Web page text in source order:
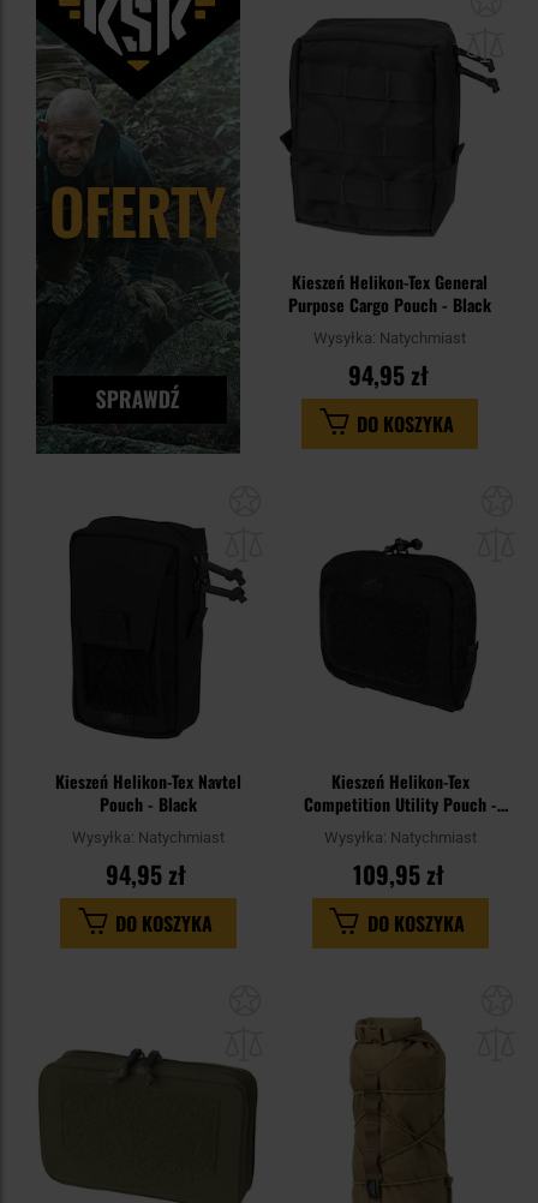
Kieszeń Helikon-Tex General
Purpose Cargo Pouch - Black
Wysyłka: Natychmiast
94,95 zł
DO KOSZYKA
schowka
Kieszeń Helikon-Tex Navtel
Pouch - Black
Wysyłka: Natychmiast
94,95 zł
DO KOSZYKA
Kieszeń Helikon-Tex
Competition Utility Pouch -
Black
Wysyłka: Natychmiast
109,95 zł
DO KOSZYKA